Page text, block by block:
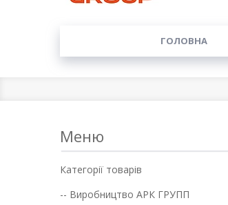
ГОЛОВНА
Категорії товарів
-- Виробництво АРК ГРУПП